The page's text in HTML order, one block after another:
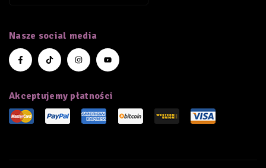
Nasze social media
Akceptujemy płatności